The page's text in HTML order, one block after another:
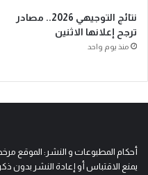
نتائج التوجيهي 2026.. مصادر
ترجح إعلانها الاثنين
منذ يوم واحد
أحكام المطبوعات و النشر: الموقع
يمنع الاقتباس أو إعادة النشر بدون